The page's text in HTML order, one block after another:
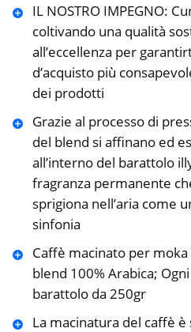
IL NOSTRO IMPEGNO:
coltivando una qualità
all’eccellenza per
d’acquisto più
dei prodotti
Grazie al processo di
del blend si affinano ed
all’interno del barattolo
fragranza permanente
sprigiona nell’aria come
sinfonia
Caffè macinato per moka
blend 100% Arabica;
barattolo da 250gr
La macinatura del caffè è